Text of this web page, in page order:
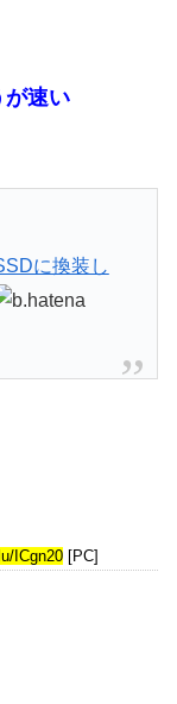
が速い
に換装し
ICgn20 [PC]